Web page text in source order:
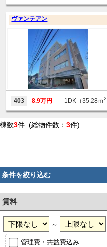
ヴァンテアン
403 8.9万円 1DK（35.28ｍ2
棟数3件 (総物件数： 3件)
条件を絞り込む
賃料
～
管理費・共益費込み